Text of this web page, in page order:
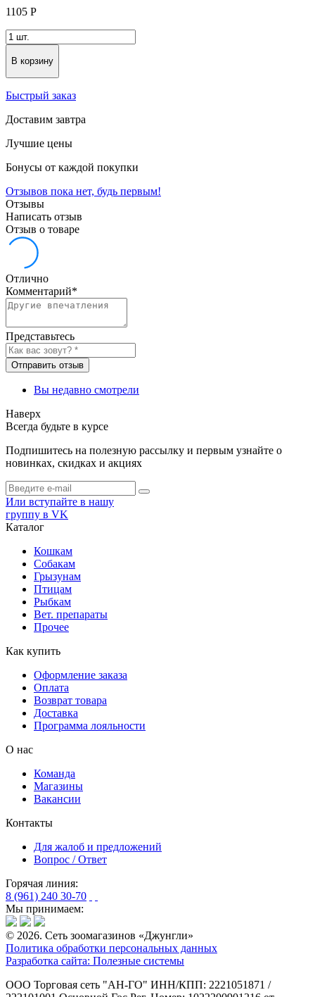
1105 Р
В корзину
Быстрый заказ
Доставим завтра
Лучшие цены
Бонусы от каждой покупки
Отзывов пока нет, будь первым!
Отзывы
Написать отзыв
Отзыв о товаре
Отлично
Комментарий*
Представьтесь
Отправить отзыв
Вы недавно смотрели
Наверх
Всегда будьте в курсе
Подпишитесь на полезную рассылку и первым узнайте о
новинках, скидках и акциях
Или вступайте в нашу
группу в VK
Каталог
Кошкам
Собакам
Грызунам
Птицам
Рыбкам
Вет. препараты
Прочее
Как купить
Оформление заказа
Оплата
Возврат товара
Доставка
Программа лояльности
О нас
Команда
Магазины
Вакансии
Контакты
Для жалоб и предложений
Вопрос / Ответ
Горячая линия:
8 (961) 240 30-70
Мы принимаем:
© 2026. Сеть зоомагазинов «Джунгли»
Политика обработки персональных данных
Разработка сайта: Полезные системы
ООО Торговая сеть "АН-ГО" ИНН/КПП: 2221051871 /